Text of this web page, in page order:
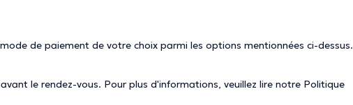
de paiement de votre choix parmi les options mentionnées ci-dessus.
le rendez-vous. Pour plus d'informations, veuillez lire notre Politique